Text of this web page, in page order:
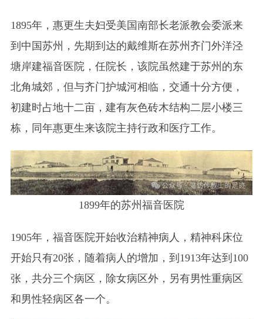
1895年，惠更生夫妇受美国南部长老派教会委派来
到中国苏州，先期到达的戴维斯在苏州齐门外洋泾
塘岸建福音医院，任院长，该院虽然建于苏州的东
北角城郊，但与齐门护城河相临，交通十分方便，
初建时占地十二亩，建有灰色砖木结构二层小楼三
栋，同年惠更生来该院主持行政和医疗工作。
1899年的苏州福音医院
1905年，福音医院开始收治精神病人，精神科床位
开始只有20张，随着病人的增加，到1913年达到100
张，共分三个病区，除女病区外，另有男性重病区
和男性轻病区各一个。